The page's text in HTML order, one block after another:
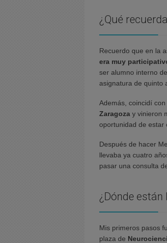
¿Qué
Recuerdo que en la
era muy
ser alumno interno
asignatura de quinto
Además, coincidí con
Zaragoza y vinieron
oportunidad de estar
Después de hacer
llevaba ya cuatro
pasar una consulta
¿Dónde
Mis primeros pasos
plaza de